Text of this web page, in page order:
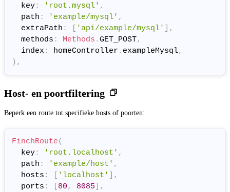
  key
: 'root.mysql' ,
  path
: 'example/mysql' ,
  extraPath
: [ 'api/example/mysql' ] ,
  methods
: Methods .GET_POST,
  index
: homeController . exampleMysql,
) ,
Host- en poortfiltering
Beperk een route tot specifieke hosts of poorten:
FinchRoute(
  key
: 'root.localhost' ,
  path
: 'example/host' ,
  hosts
: 'localhost'
,
  ports
: 80, 8085
,